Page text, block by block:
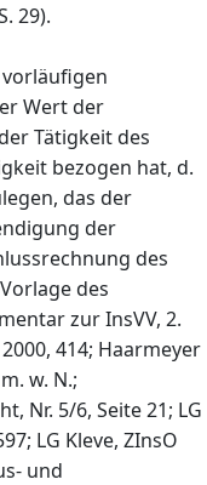
29).
Wert der
Tätigkeit des
bezogen hat, d.
das der
der
des
des
zur InsVV, 2.
414; Haarmeyer
w. N.;
Nr. 5/6, Seite 21; LG
LG Kleve, ZInsO
und